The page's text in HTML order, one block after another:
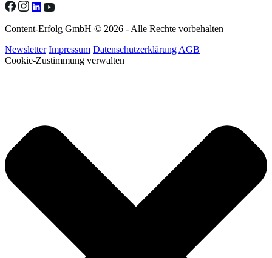
Content-Erfolg GmbH © 2026 - Alle Rechte vorbehalten
Newsletter Impressum DatenschutzerklärungAGB
Cookie-Zustimmung verwalten